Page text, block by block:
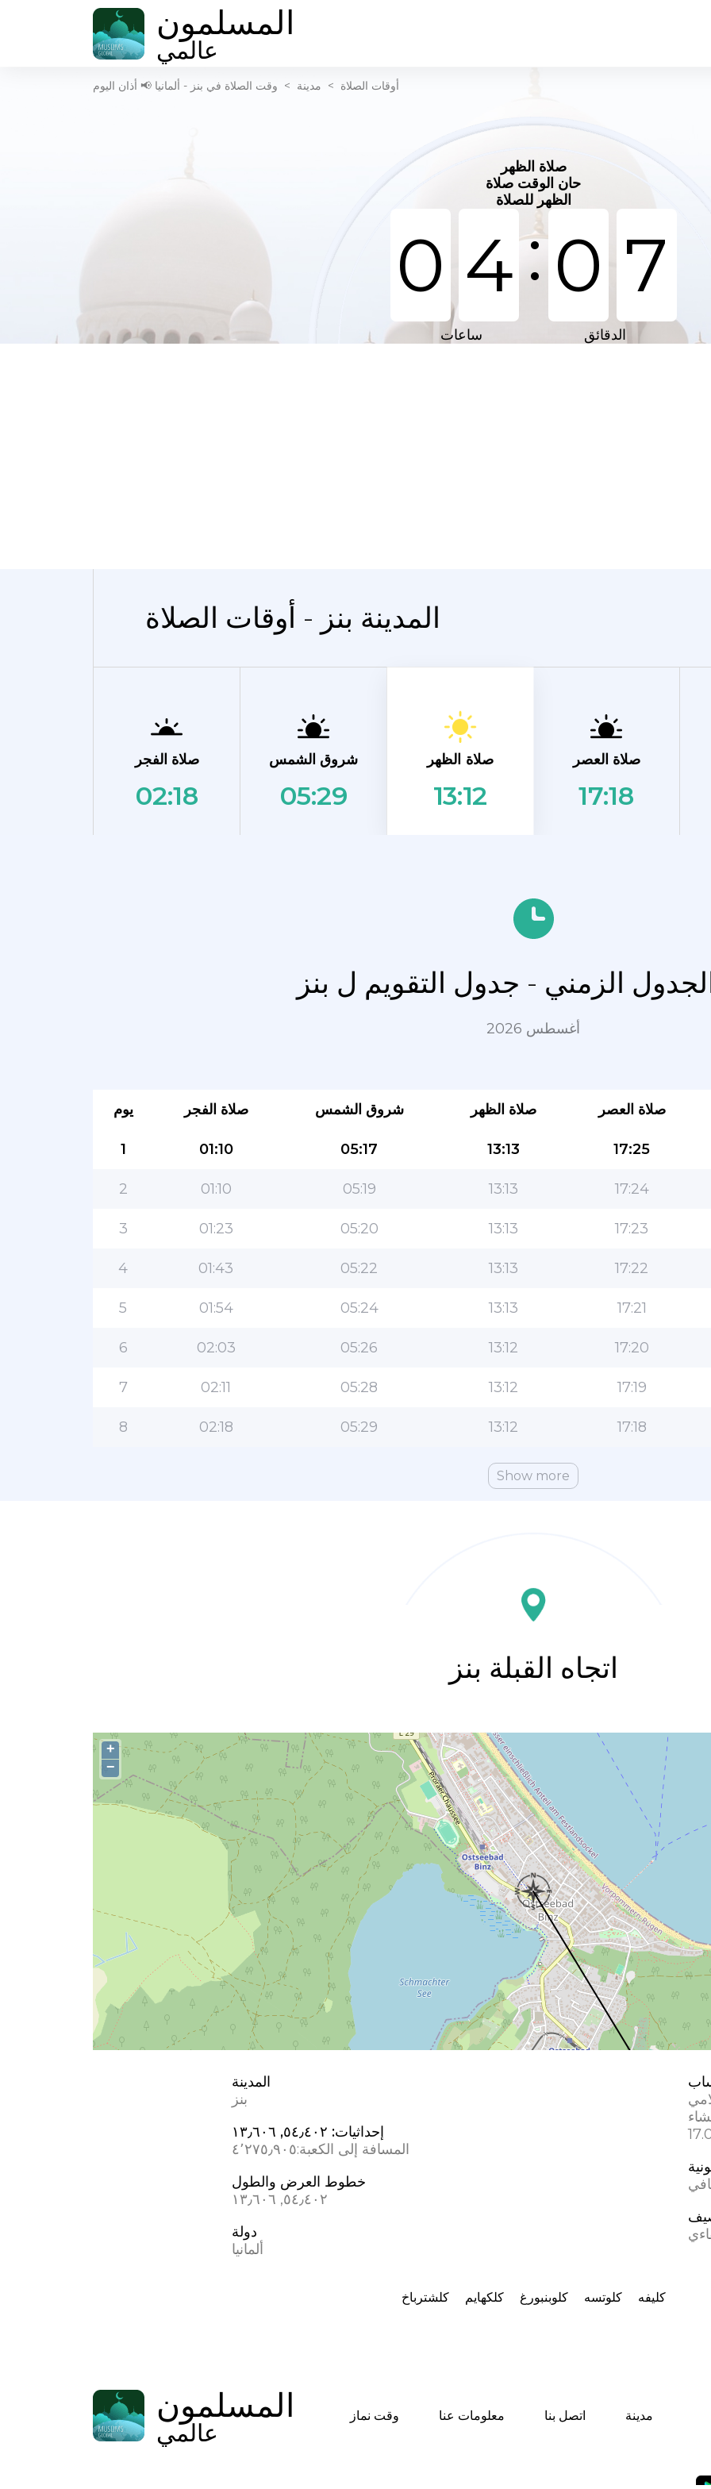
المسلمون
عالمي
أوقات الصلاة > مدينة > وقت الصلاة في بنز - ألمانيا 📢 أذان اليوم
صلاة الظهر
حان الوقت صلاة
الظهر للصلاة
0 4:0 7
ساعات الدقائق
المدينة بنز - أوقات الصلاة
صلاة الفجر
02:18
شروق الشمس
05:29
صلاة الظهر
13:12
صلاة العصر
17:18
الزمني - جدول التقويم ل بنز
أغسطس 2026
يوم صلاة الفجر شروق الشمس صلاة الظهر صلاة العصر
1 01:10 05:17 13:13 17:25
2 01:10 05:19 13:13 17:24
3 01:23 05:20 13:13 17:23
4 01:43 05:22 13:13 17:22
5 01:54 05:24 13:13 17:21
6 02:03 05:26 13:12 17:20
7 02:11 05:28 13:12 17:19
8 02:18 05:29 13:12 17:18
Show more
اتجاه القبلة بنز
+
−
المدينة
بنز
إحداثيات: ٥٤٫٤٠٢, ١٣٫٦٠٦
المسافة إلى الكعبة:٤٬٢٧٥٫٩٠٥
خطوط العرض والطول
٥٤٫٤٠٢, ١٣٫٦٠٦
دولة
ألمانيا
كلشترباخ كلكهايم كلوبنبورغ كلوتسه كليفه
المسلمون
عالمي وقت نماز معلومات عنا اتصل بنا مدينة
التطبيق الأكثر شعبية للمسلمين!
التطبيق الإسلامي الشهير لنمط الحياة ، مع ميزات سهلة